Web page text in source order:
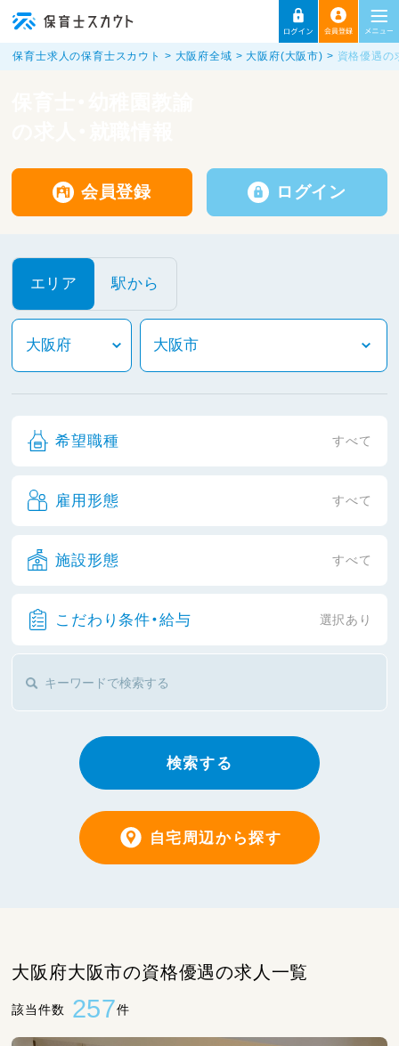
保育士求人の保育士スカウト 大阪府全域 大阪府(大阪市) 資格優遇の
会員登録 ログイン
エリア 駅から
希望職種 すべて
雇用形態 すべて
施設形態 すべて
こだわり条件・給与 選択あり
検索する
自宅周辺から探す
大阪府大阪市の資格優遇の求人一覧
該当件数 257件